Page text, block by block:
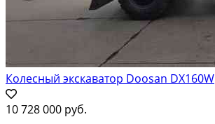
Колесный экскаватор Doosan DX160W
10 728 000 руб.